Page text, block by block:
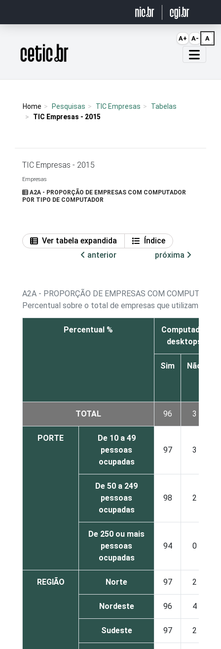
Página inicial
Home Pesquisas TIC Empresas
Tabelas
TIC Empresas - 2015
TIC Empresas - 2015
Empresas
A2A - PROPORÇÃO DE EMPRESAS COM COMPUTADOR
POR TIPO DE COMPUTADOR
Ver tabela expandida
Índice
anterior
próxima
A2A - PROPORÇÃO DE EMPRESAS COM
Percentual sobre o total de empresas que utilizam
Percentual %
Computadores
desktops da
Sim Não
TOTAL 96 3
PORTE
De 10 a 49
pessoas
ocupadas
97 3
De 50 a 249
pessoas
ocupadas
98 2
De 250 ou mais
pessoas
ocupadas
94 0
REGIÃO Norte 97 2
Nordeste 96 4
Sudeste 97 2
A+ A- A